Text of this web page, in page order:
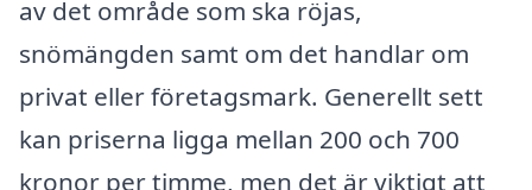
av det område som ska röjas,
snömängden samt om det handlar om
privat eller företagsmark. Generellt sett
kan priserna ligga mellan 200 och 700
kronor per timme, men det är viktigt att